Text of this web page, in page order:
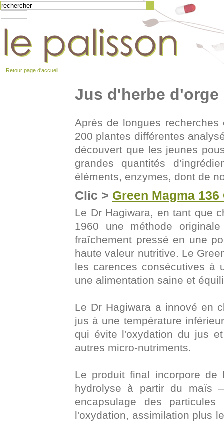
Retour page d'accueil
Jus d'herbe d'orge
Après de longues
200 plantes différentes
découvert que les jeunes
grandes quantités
éléments, enzymes, dont de
Clic > Green Magma 136
Le Dr Hagiwara, en tant que
1960 une méthode
fraîchement pressé en une
haute valeur nutritive. Le
les carences consécutives à
une alimentation saine et
Le Dr Hagiwara a innové en
jus à une température
qui évite l'oxydation du jus
autres micro-nutriments.
Le produit final incorpore
hydrolyse à partir du maïs
encapsulage des
l'oxydation, assimilation plus